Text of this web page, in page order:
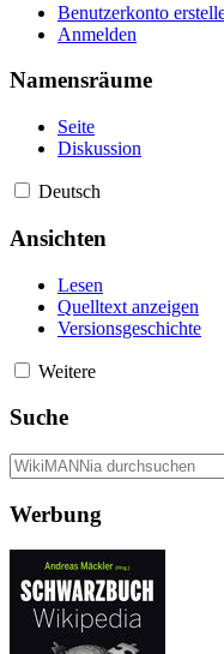
Benutzerkonto
Anmelden
Namensräume
Seite
Diskussion
Deutsch
Ansichten
Lesen
Quelltext anzeigen
Versionsgeschichte
Weitere
Suche
Werbung